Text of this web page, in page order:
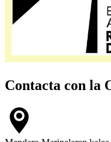
Contacta con la